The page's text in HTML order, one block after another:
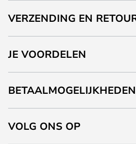
VERZENDING EN
JE VOORDELEN
BETAALMOGELIJKHEDEN
VOLG ONS OP